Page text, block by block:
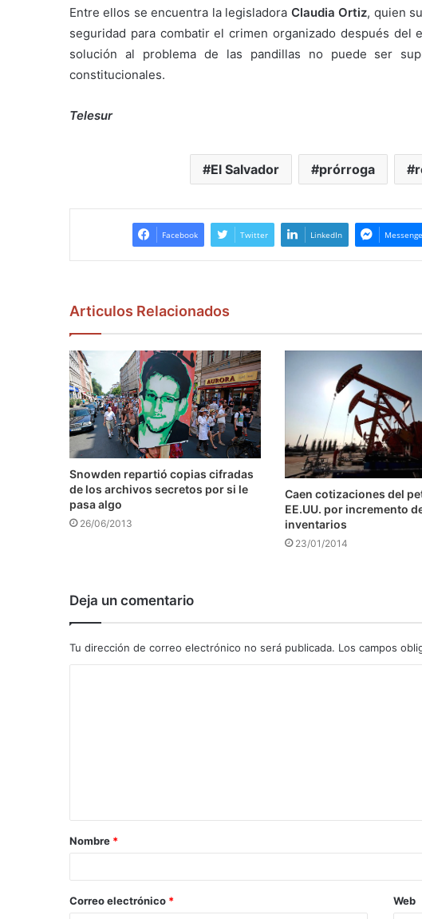
Entre ellos se encuentra la legisladora Claudia Ortiz, quien
seguridad para combatir el crimen organizado después del
solución al problema de las pandillas no puede ser
constitucionales.
Telesur
El Salvador prórroga
Facebook Twitter LinkedIn
Articulos Relacionados
Snowden repartió copias cifradas
de los archivos secretos por si le
pasa algo
26/06/2013
Caen cotizaciones del
EE.UU. por incremento
inventarios
23/01/2014
Deja un comentario
Tu dirección de correo electrónico no será publicada. Los campos
a
r
*
Nombre *
Correo electrónico * Web